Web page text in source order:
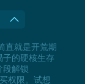
直就是开荒期
子的硬核生存
段解锁
权限。试想